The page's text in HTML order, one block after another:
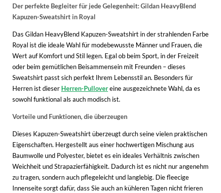
Der perfekte Begleiter für jede Gelegenheit: Gildan HeavyBlend
Kapuzen-Sweatshirt in Royal
Das Gildan HeavyBlend Kapuzen-Sweatshirt in der strahlenden Farbe
Royal ist die ideale Wahl für modebewusste Männer und Frauen, die
Wert auf Komfort und Stil legen. Egal ob beim Sport, in der Freizeit
oder beim gemütlichen Beisammensein mit Freunden – dieses
Sweatshirt passt sich perfekt Ihrem Lebensstil an. Besonders für
Herren ist dieser Herren-Pullovereine ausgezeichnete Wahl, da es
sowohl funktional als auch modisch ist.
Vorteile und Funktionen, die überzeugen
Dieses Kapuzen-Sweatshirt überzeugt durch seine vielen praktischen
Eigenschaften. Hergestellt aus einer hochwertigen Mischung aus
Baumwolle und Polyester, bietet es ein ideales Verhältnis zwischen
Weichheit und Strapazierfähigkeit. Dadurch ist es nicht nur angenehm
zu tragen, sondern auch pflegeleicht und langlebig. Die fleecige
Innenseite sorgt dafür, dass Sie auch an kühleren Tagen nicht frieren